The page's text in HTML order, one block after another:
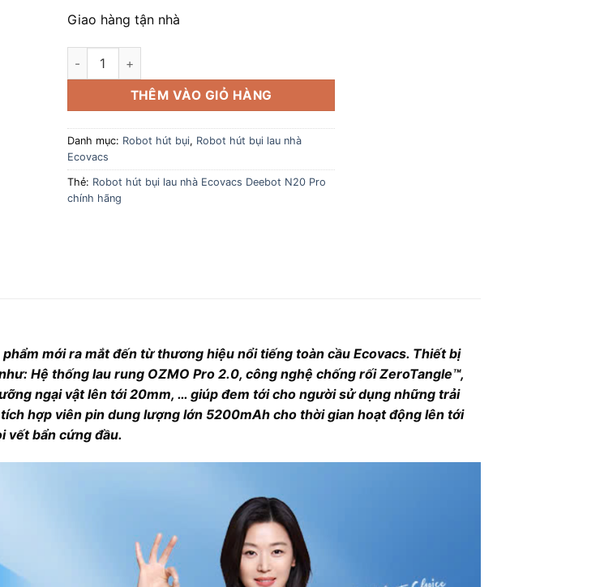
Giao hàng tận nhà
Robot hút bụi lau nhà Ecovacs Deebot N20 Pro chính hãng số lượng
THÊM VÀO GIỎ HÀNG
Danh mục: Robot hút bụi, Robot hút bụi lau nhà
Ecovacs
Thẻ: Robot hút bụi lau nhà Ecovacs Deebot N20 Pro
chính hãng
mới ra mắt đến từ thương hiệu nổi tiếng toàn cầu Ecovacs. Thiết bị
Hệ thống lau rung OZMO Pro 2.0, công nghệ chống rối ZeroTangle™,
ngại vật lên tới 20mm, … giúp đem tới cho người sử dụng những trải
hợp viên pin dung lượng lớn 5200mAh cho thời gian hoạt động lên tới
vết bẩn cứng đầu.